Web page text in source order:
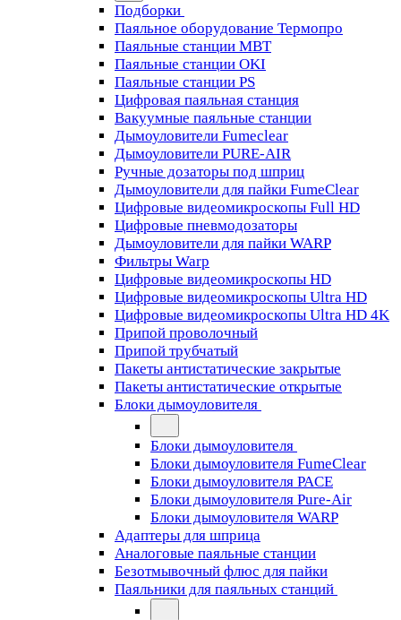
Подборки
Паяльное оборудование Термопро
Паяльные станции MBT
Паяльные станции OKI
Паяльные станции PS
Цифровая паяльная станция
Вакуумные паяльные станции
Дымоуловители Fumeclear
Дымоуловители PURE-AIR
Ручные дозаторы под шприц
Дымоуловители для пайки FumeClear
Цифровые видеомикроскопы Full HD
Цифровые пневмодозаторы
Дымоуловители для пайки WARP
Фильтры Warp
Цифровые видеомикроскопы HD
Цифровые видеомикроскопы Ultra HD
Цифровые видеомикроскопы Ultra HD 4K
Припой проволочный
Припой трубчатый
Пакеты антистатические закрытые
Пакеты антистатические открытые
Блоки дымоуловителя
Блоки дымоуловителя
Блоки дымоуловителя FumeClear
Блоки дымоуловителя PACE
Блоки дымоуловителя Pure-Air
Блоки дымоуловителя WARP
Адаптеры для шприца
Аналоговые паяльные станции
Безотмывочный флюс для пайки
Паяльники для паяльных станций